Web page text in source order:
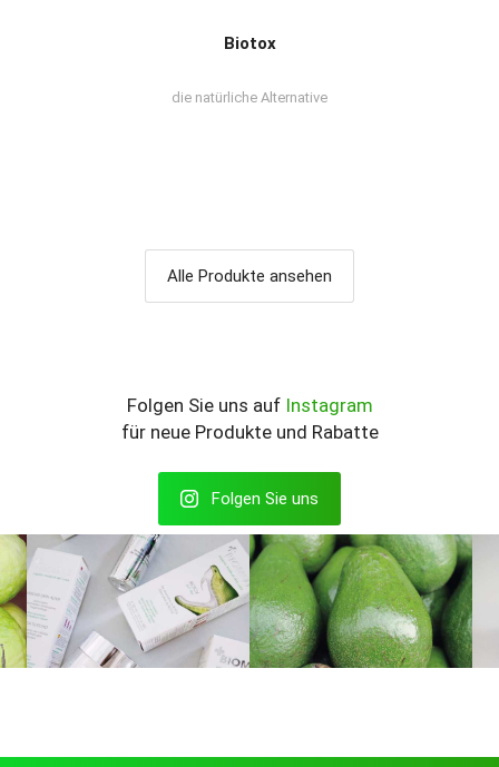
Biotox
die natürliche Alternative
Alle Produkte ansehen
Folgen Sie uns auf Instagram
für neue Produkte und Rabatte
Folgen Sie uns